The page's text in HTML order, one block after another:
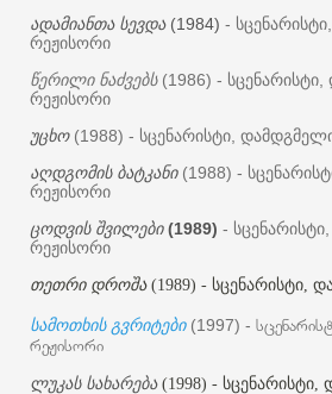
ადამიანთა სევდა (1984) - სცენარისტი
რეჟისორი
წერილი ნაძვებს (1986) - სცენარისტი
რეჟისორი
უცხო (1988) - სცენარისტი
აღდგომის ბატკანი (1988) -
რეჟისორი
ცოდვის შვილები (1989) - სცენარისტი
რეჟისორი
თეთრი დროშა (1989) - სცენარისტი,
სამოთხის გვრიტები (1997) -
რეჟისორი
ლუკას სახარება (1998) -